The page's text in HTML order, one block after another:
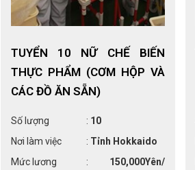
TUYỂN 10 NỮ CHẾ BIẾN
THỰC PHẨM (CƠM HỘP VÀ
CÁC ĐỒ ĂN SẴN)
Số lượng : 10
Nơi làm việc
: Tỉnh Hokkaido
Mức lương
: 150,000Yên/